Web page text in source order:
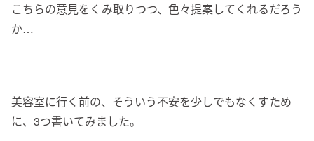
こちらの意見をくみ取りつつ、色々提案してくれるだろう
か…
美容室に行く前の、そういう不安を少しでもなくすため
に、3つ書いてみました。